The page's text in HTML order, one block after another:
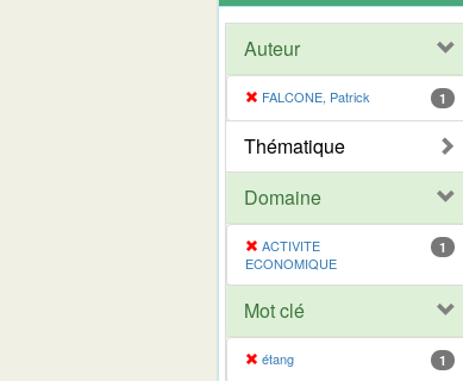
Auteur
FALCONE, Patrick 1
Thématique
Domaine
ACTIVITE
ECONOMIQUE
1
Mot clé
étang 1